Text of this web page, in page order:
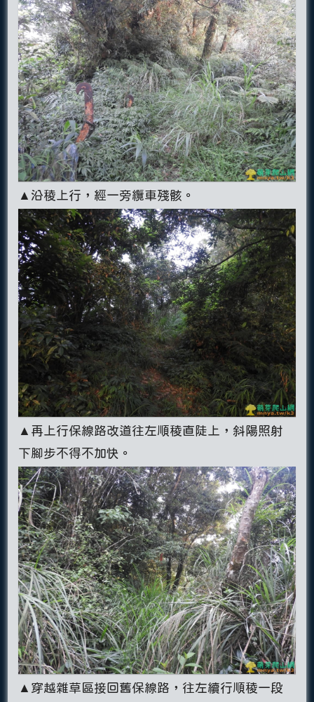
▲沿稜上行，經一旁纜車殘骸。
▲再上行保線路改道往左順稜直陡上，斜陽照射
下腳步不得不加快。
▲穿越雜草區接回舊保線路，往左續行順稜一段